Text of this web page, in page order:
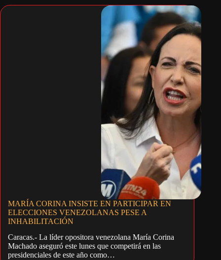
MARÍA CORINA INSISTE EN PARTICIPAR EN
ELECCIONES VENEZOLANAS PESE A
INHABILITACIÓN
Caracas.- La líder opositora venezolana María Corina
Machado aseguró este lunes que competirá en las
presidenciales de este año como…